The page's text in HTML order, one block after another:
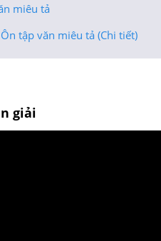
miêu tả
tập văn miêu tả (Chi tiết)
giải